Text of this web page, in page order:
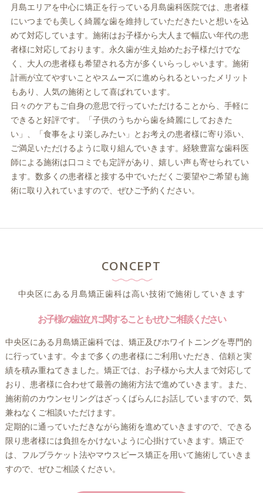
月島エリアを中心に矯正を行っている月島歯科医院では、患者様
にいつまでも美しく綺麗な歯を維持していただきたいと想いを込
めて対応しています。施術はお子様から大人まで幅広い年代の患
者様に対応しております。永久歯が生え始めたお子様だけでな
く、大人の患者様も希望される方が多くいらっしゃいます。施術
計画が立てやすいことやスムーズに進められるといったメリット
もあり、人気の施術として喜ばれています。
日々のケアもご自身の意思で行っていただけることから、手軽に
できると好評です。「子供のうちから歯を綺麗にしておきた
い」、「食事をより楽しみたい」とお考えの患者様に寄り添い、
ご満足いただけるように取り組んでいきます。経験豊富な歯科医
師による施術は口コミでも定評があり、嬉しい声も寄せられてい
ます。数多くの患者様と接する中でいただくご要望やご希望も施
術に取り入れていますので、ぜひご予約ください。
中央区にある月島矯正歯科は高い技術で施術していきます
CONCEPT
お子様の歯並びに関することもぜひご相談ください
中央区にある月島矯正歯科では、矯正及びホワイトニングを専門的
に行っています。今まで多くの患者様にご利用いただき、信頼と実
績を積み重ねてきました。矯正では、お子様から大人まで対応して
おり、患者様に合わせて最善の施術方法で進めていきます。また、
施術前のカウンセリングはざっくばらんにお話していますので、気
兼ねなくご相談いただけます。
定期的に通っていただきながら施術を進めていきますので、できる
限り患者様には負担をかけないように心掛けていきます。矯正で
は、フルブラケット法やマウスピース矯正を用いて施術していきま
すので、ぜひご相談ください。